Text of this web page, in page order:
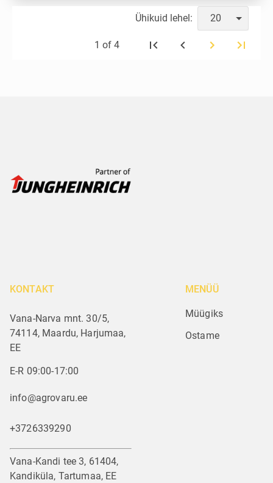
Ühikuid lehel: 20
1 of 4
KONTAKT
Vana-Narva mnt. 30/5,
74114, Maardu, Harjumaa,
EE
E-R 09:00-17:00
info@agrovaru.ee
+3726339290
Vana-Kandi tee 3, 61404,
Kandiküla, Tartumaa, EE
MENÜÜ
Müügiks
Ostame